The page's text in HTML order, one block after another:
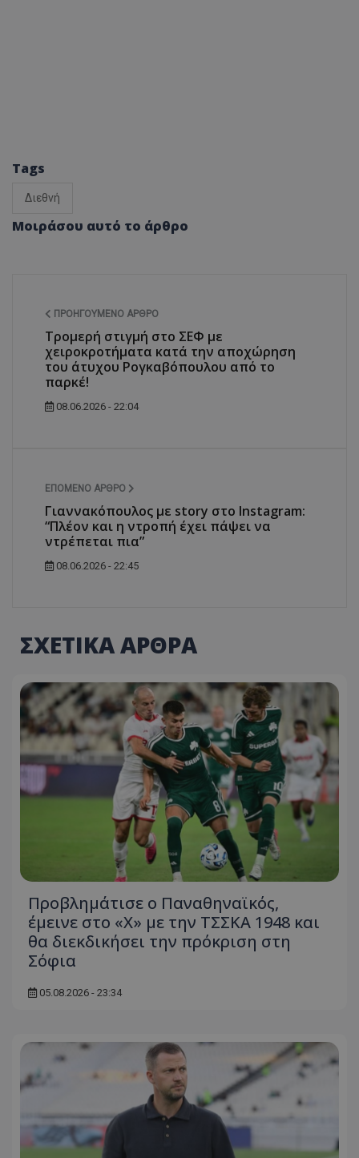
Tags
Διεθνή
Μοιράσου αυτό το άρθρο
ΠΡΟΗΓΟΎΜΕΝΟ ΆΡΘΡΟ
Τρομερή στιγμή στο ΣΕΦ με
χειροκροτήματα κατά την αποχώρηση
του άτυχου Ρογκαβόπουλου από το
παρκέ!
08.06.2026 - 22:04
ΕΠΌΜΕΝΟ ΆΡΘΡΟ
Γιαννακόπουλος με story στο Instagram:
“Πλέον και η ντροπή έχει πάψει να
ντρέπεται πια”
08.06.2026 - 22:45
ΣΧΕΤΙΚΑ ΑΡΘΡΑ
Προβλημάτισε ο Παναθηναϊκός,
έμεινε στο «Χ» με την ΤΣΣΚΑ 1948 και
θα διεκδικήσει την πρόκριση στη
Σόφια
05.08.2026 - 23:34